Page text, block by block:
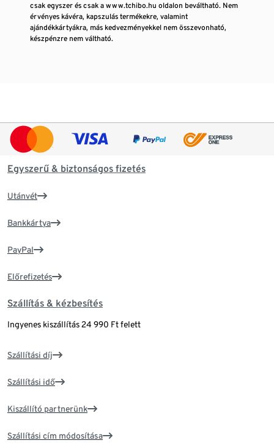
csak egyszer és csak a www.tchibo.hu oldalon beváltható. Nem
érvényes kávéra, kapszulás termékekre, valamint
ajándékkártyákra, más kedvezményekkel nem összevonható,
készpénzre nem váltható.
Egyszerű & biztonságos fizetés
Utánvét
Bankkártya
PayPal
Előrefizetés
Szállítás & kézbesítés
Ingyenes kiszállítás 24 990 Ft felett
Szállítási díj
Szállítási idő
Kiszállító partnerünk
Szállítási cím módosítása